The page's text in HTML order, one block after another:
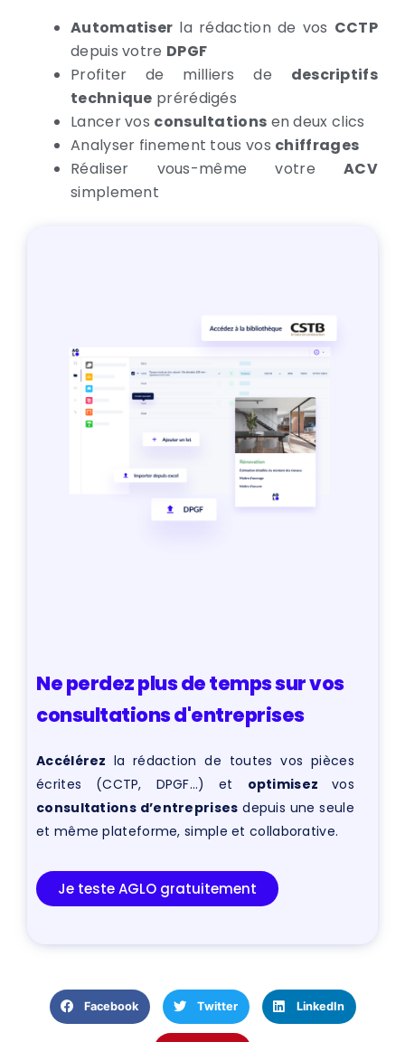
Automatiser la rédaction de vos CCTP
depuis votre DPGF
Profiter de milliers de descriptifs
technique prérédigés
Lancer vos consultations en deux clics
Analyser finement tous vos chiffrages
Réaliser vous-même votreACV
simplement
Ne perdez plus de temps sur vos
consultations d'entreprises
Accélérez la rédaction de toutes vos pièces
écrites (CCTP, DPGF…) et optimisezvos
consultations d’entreprises depuis une seule
et même plateforme, simple et collaborative.
Je teste AGLO gratuitement
Facebook Twitter LinkedIn